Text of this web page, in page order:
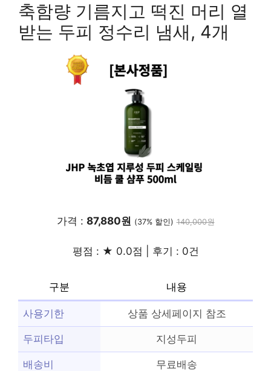
축함량 기름지고 떡진 머리 열
받는 두피 정수리 냄새, 4개
가격 : 87,880원 (37% 할인) 140,000원
평점 : ★ 0.0점 | 후기 : 0건
구분 내용
사용기한 상품 상세페이지 참조
두피타입 지성두피
배송비 무료배송